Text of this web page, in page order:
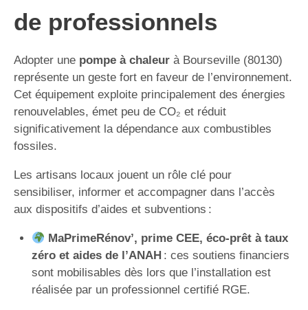
de professionnels
Adopter une pompe à chaleur à Bourseville (80130)
représente un geste fort en faveur de l’environnement.
Cet équipement exploite principalement des énergies
renouvelables, émet peu de CO₂ et réduit
significativement la dépendance aux combustibles
fossiles.
Les artisans locaux jouent un rôle clé pour
sensibiliser, informer et accompagner dans l’accès
aux dispositifs d’aides et subventions :
MaPrimeRénov’, prime CEE, éco-prêt à taux
zéro et aides de l’ANAH : ces soutiens financiers
sont mobilisables dès lors que l’installation est
réalisée par un professionnel certifié RGE.